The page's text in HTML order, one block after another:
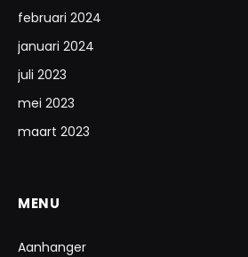
februari 2024
januari 2024
juli 2023
mei 2023
maart 2023
MENU
Aanhanger